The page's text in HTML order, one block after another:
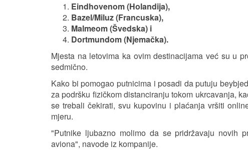
Eindhovenom (Holandija),
Bazel/Miluz (Francuska),
Malmeom (Švedska) i
Dortmundom (Njemačka).
Mjesta na letovima ka ovim destinacijama već su u
sedmično.
Kako bi pomogao putnicima i posadi da putuju
za podršku fizičkom distanciranju tokom ukrcavanja,
se trebali čekirati, svu kupovinu i plaćanja vršiti
mjeru.
"Putnike ljubazno molimo da se pridržavaju novih
aviona", navode iz kompanije.